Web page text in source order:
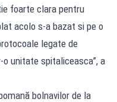
foarte clara pentru
acolo s-a bazat si pe o
legate de
unitate spitaliceasca”, a
bolnavilor de la